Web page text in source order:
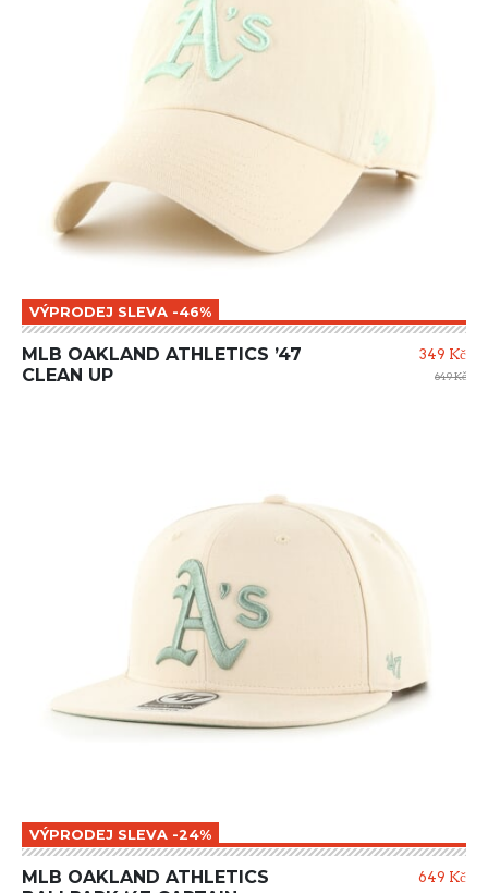
VÝPRODEJ SLEVA -46%
MLB OAKLAND ATHLETICS ’47
CLEAN UP
349 Kč
649 Kč
VÝPRODEJ SLEVA -24%
MLB OAKLAND ATHLETICS
649 Kč